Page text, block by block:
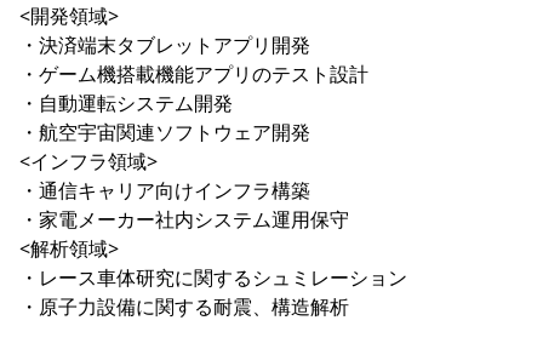
<開発領域>
・決済端末タブレットアプリ開発
・ゲーム機搭載機能アプリのテスト設計
・自動運転システム開発
・航空宇宙関連ソフトウェア開発
<インフラ領域>
・通信キャリア向けインフラ構築
・家電メーカー社内システム運用保守
<解析領域>
・レース車体研究に関するシュミレーション
・原子力設備に関する耐震、構造解析